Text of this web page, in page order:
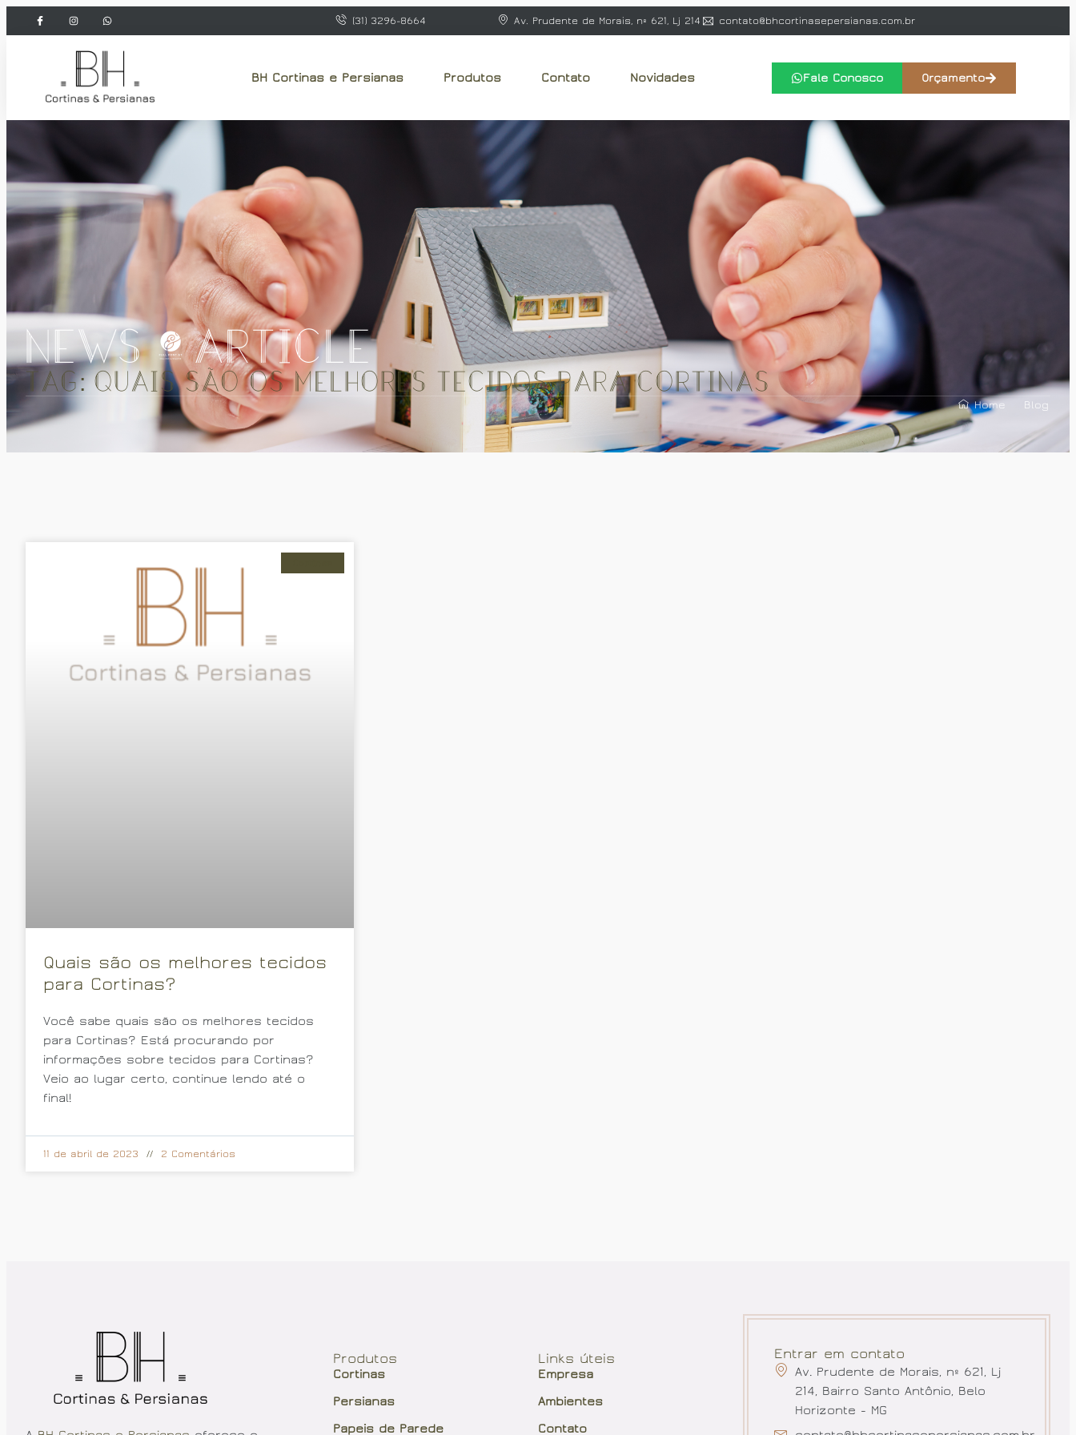
(31) 3296-8664 Av. Prudente de Morais, nº 621, Lj 214 contato@bhcortinasepersianas.com.br
BH Cortinas e Persianas Produtos Contato Novidades Fale Conosco Orçamento
News & Article
Tag: Quais são os melhores tecidos para Cortinas
Home Blog
Quais são os melhores tecidos
para Cortinas?
Você sabe quais são os melhores tecidos
para Cortinas? Está procurando por
informações sobre tecidos para Cortinas?
Veio ao lugar certo, continue lendo até o
final!
11 de abril de 2023 2 Comentários
Produtos
Cortinas
Persianas
Papeis de Parede
Links úteis
Empresa
Ambientes
Contato
Entrar em contato
Av. Prudente de Morais, nº 621, Lj
214, Bairro Santo Antônio, Belo
Horizonte - MG